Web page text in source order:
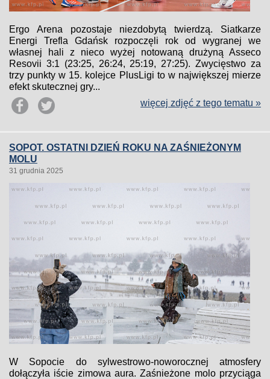
Ergo Arena pozostaje niezdobytą twierdzą. Siatkarze
Energi Trefla Gdańsk rozpoczęli rok od wygranej we
własnej hali z nieco wyżej notowaną drużyną Asseco
Resovii 3:1 (23:25, 26:24, 25:19, 27:25). Zwycięstwo za
trzy punkty w 15. kolejce PlusLigi to w największej mierze
efekt skutecznej gry...
więcej zdjęć z tego tematu »
SOPOT. OSTATNI DZIEŃ ROKU NA ZAŚNIEŻONYM
MOLU
31 grudnia 2025
W Sopocie do sylwestrowo-noworocznej atmosfery
dołączyła iście zimowa aura. Zaśnieżone molo przyciąga